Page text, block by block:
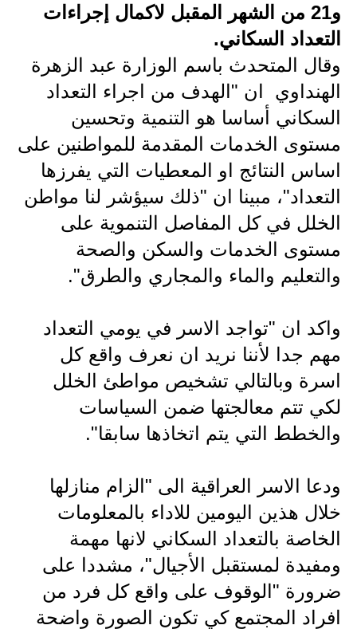
الاخبار الرياضية
المدارس
اخبار وقرارات وزارة التربية
نتائج الامتحانات
المرحلة الابتدائية
المرحلة المتوسطة
المرحلة الاعدادية
اسئلة وزارية
المرحلة المتوسطة
المرحلة الاعدادية
مرشحات
المرحلة المتوسطة
المرحلة الاعدادية
كتب مدرسية
المرحلة الابتدائية
و21 من الشهر المقبل لاكمال إجراءات
التعداد السكاني.
وقال المتحدث باسم الوزارة عبد الزهرة
الهنداوي ان "الهدف من اجراء التعداد
السكاني أساسا هو التنمية وتحسين
مستوى الخدمات المقدمة للمواطنين على
اساس النتائج او المعطيات التي يفرزها
التعداد"، مبينا ان "ذلك سيؤشر لنا مواطن
الخلل في كل المفاصل التنموية على
مستوى الخدمات والسكن والصحة
والتعليم والماء والمجاري والطرق".
واكد ان "تواجد الاسر في يومي التعداد
مهم جدا لأننا نريد ان نعرف واقع كل
اسرة وبالتالي تشخيص مواطئ الخلل
لكي تتم معالجتها ضمن السياسات
والخطط التي يتم اتخاذها سابقا".
ودعا الاسر العراقية الى "الزام منازلها
خلال هذين اليومين للاداء بالمعلومات
الخاصة بالتعداد السكاني لانها مهمة
ومفيدة لمستقبل الأجيال"، مشددا على
ضرورة "الوقوف على واقع كل فرد من
افراد المجتمع كي تكون الصورة واضحة